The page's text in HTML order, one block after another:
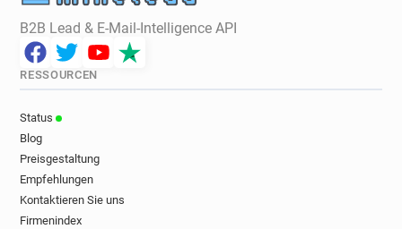
B2B Lead & E-Mail-Intelligence API
RESSOURCEN
Status
Blog
Preisgestaltung
Empfehlungen
Kontaktieren Sie uns
Firmenindex